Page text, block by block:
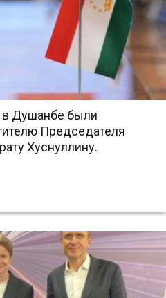
Душанбе были
Председателя
Хуснуллину.